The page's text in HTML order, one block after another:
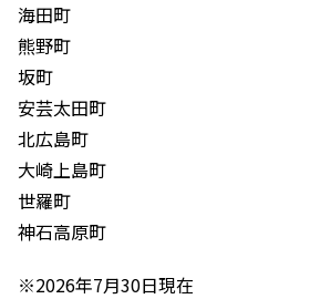
海田町
熊野町
坂町
安芸太田町
北広島町
大崎上島町
世羅町
神石高原町
※2026年7月30日現在